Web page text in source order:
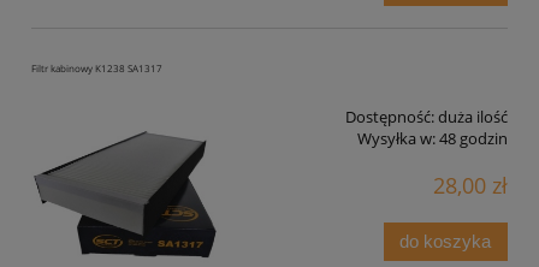
Filtr kabinowy K1238 SA1317
Dostępność:duża ilość
Wysyłka w:48 godzin
28,00 zł
do koszyka